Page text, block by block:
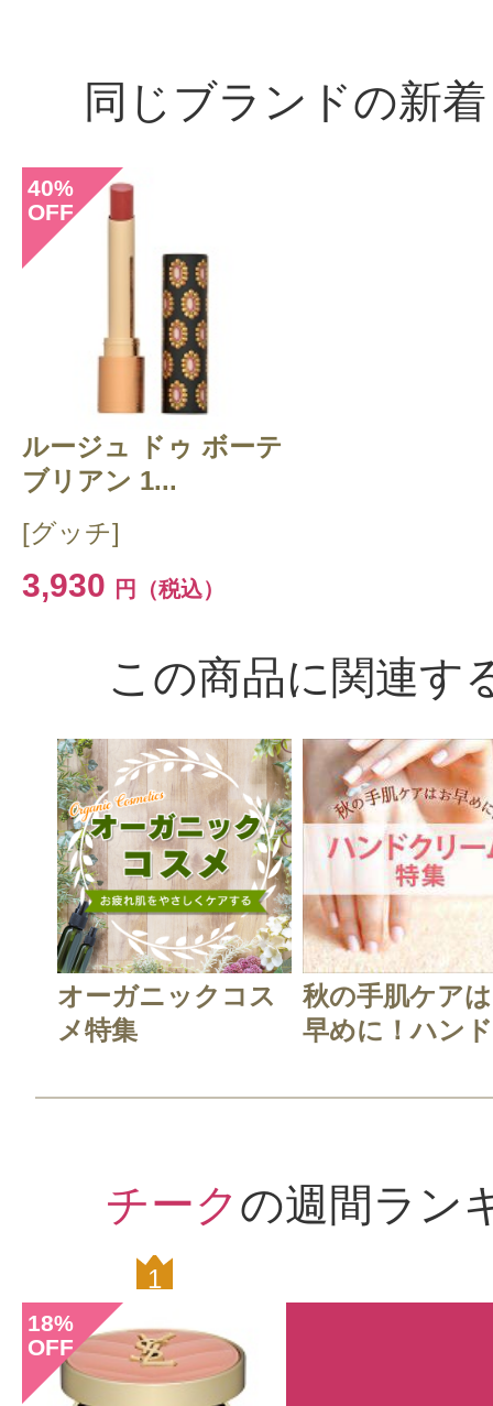
同じブランドの新
40%
OFF
ルージュ ドゥ ボーテ
ブリアン 1...
[グッチ]
3,930 円（税込）
この商品に関連す
オーガニックコス
メ特集
秋の手肌ケア
早めに！ハン
チーク の週間ラン
1
18%
OFF